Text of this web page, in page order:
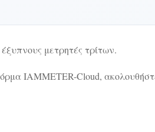
μετρητές τρίτων.
IAMMETER-Cloud,